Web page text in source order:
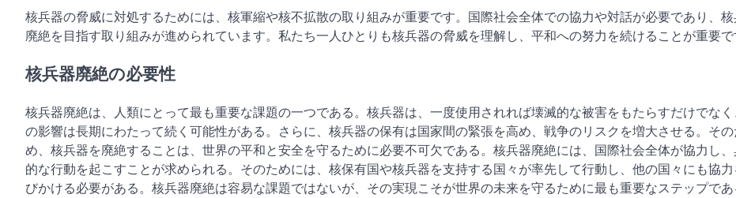
核兵器の脅威に対処するためには、核軍縮や核不拡散の取り組みが重要です。国際社会全体での協力や対話が必要であり、核
廃絶を目指す取り組みが進められています。私たち一人ひとりも核兵器の脅威を理解し、平和への努力を続けることが重要で
核兵器廃絶の必要性
核兵器廃絶は、人類にとって最も重要な課題の一つである。核兵器は、一度使用されれば壊滅的な被害をもたらすだけでなく
の影響は長期にわたって続く可能性がある。さらに、核兵器の保有は国家間の緊張を高め、戦争のリスクを増大させる。その
め、核兵器を廃絶することは、世界の平和と安全を守るために必要不可欠である。核兵器廃絶には、国際社会全体が協力し
的な行動を起こすことが求められる。そのためには、核保有国や核兵器を支持する国々が率先して行動し、他の国々にも協
びかける必要がある。核兵器廃絶は容易な課題ではないが、その実現こそが世界の未来を守るために最も重要なステップであ